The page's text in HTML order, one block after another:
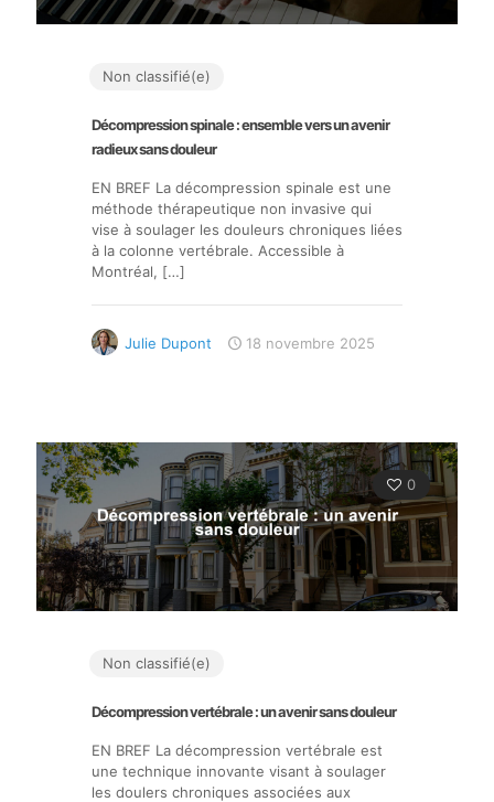
Non classifié(e)
Décompression spinale : ensemble vers un avenir
radieux sans douleur
EN BREF La décompression spinale est une
méthode thérapeutique non invasive qui
vise à soulager les douleurs chroniques liées
à la colonne vertébrale. Accessible à
Montréal, […]
Julie Dupont 18 novembre 2025
0
Non classifié(e)
Décompression vertébrale : un avenir sans douleur
EN BREF La décompression vertébrale est
une technique innovante visant à soulager
les doulers chroniques associées aux